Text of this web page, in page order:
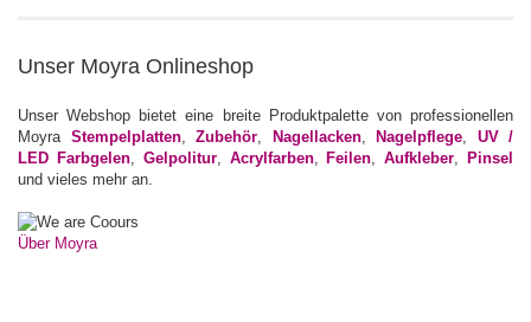
Unser Moyra Onlineshop
Unser Webshop bietet eine breite Produktpalette von professionellen
Moyra Stempelplatten, Zubehör Nagellacken, Nagelpflege
UV /
LED Farbgelen, Gelpolitur, Acrylfarben,Feilen ,Aufkleber ,Pinsel
und vieles mehr an.
Über Moyra